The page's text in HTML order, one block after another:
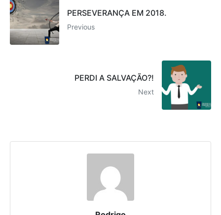
PERSEVERANÇA EM 2018.
Previous
PERDI A SALVAÇÃO?!
Next